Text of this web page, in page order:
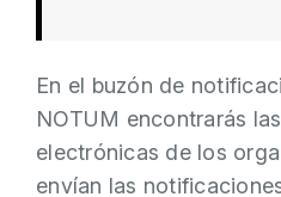
En el buzón de
NOTUM encontrarás
electrónicas de los
envían las